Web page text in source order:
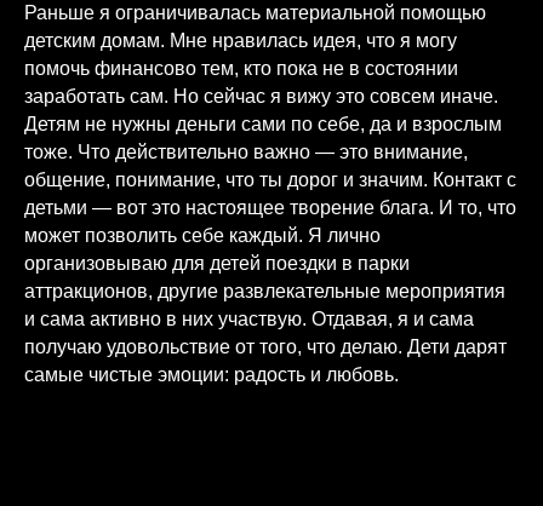
Раньше я ограничивалась материальной помощью
детским домам. Мне нравилась идея, что я могу
помочь финансово тем, кто пока не в состоянии
заработать сам. Но сейчас я вижу это совсем иначе.
Детям не нужны деньги сами по себе, да и взрослым
тоже. Что действительно важно — это внимание,
общение, понимание, что ты дорог и значим. Контакт с
детьми — вот это настоящее творение блага. И то, что
может позволить себе каждый. Я лично
организовываю для детей поездки в парки
аттракционов, другие развлекательные мероприятия
и сама активно в них участвую. Отдавая, я и сама
получаю удовольствие от того, что делаю. Дети дарят
самые чистые эмоции: радость и любовь.